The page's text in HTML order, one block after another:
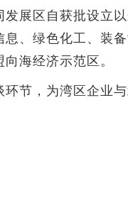
区自获批设立以
、绿色化工、装
海经济示范区。
，为湾区企业与